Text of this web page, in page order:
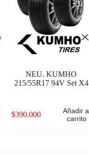
NEU. KUMHO
215/55R17 94V Set X4
$390.000
Añadir
carrito